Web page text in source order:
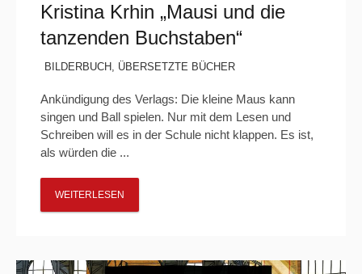
Kristina Krhin „Mausi und die
tanzenden Buchstaben“
BILDERBUCH , ÜBERSETZTE BÜCHER
Ankündigung des Verlags: Die kleine Maus kann
singen und Ball spielen. Nur mit dem Lesen und
Schreiben will es in der Schule nicht klappen. Es ist,
als würden die ...
WEITERLESEN